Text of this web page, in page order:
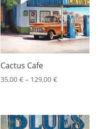
Cactus Cafe
35,00 €– 129,00 €